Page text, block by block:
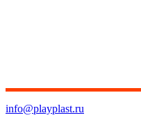
info@playplast.ru